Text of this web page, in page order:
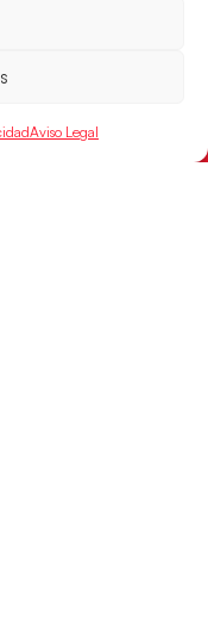
Aviso Legal
reservados –